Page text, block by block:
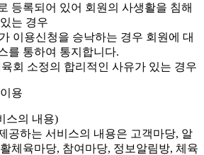
등록되어 있어 회원의 사생활을 침해
는 경우
이용신청을 승낙하는 경우 회원에 대
를 통하여 통지합니다.
회 소정의 합리적인 사유가 있는 경우
용
스의 내용)
공하는 서비스의 내용은 고객마당, 알
체육마당, 참여마당, 정보알림방, 체육